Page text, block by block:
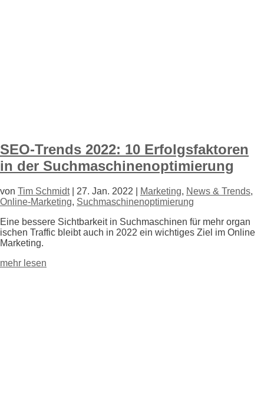
SEO-Trends 2022: 10 Erfolgsfaktoren
in der Suchmaschinenoptimierung
von Tim Schmidt| 27. Jan. 2022 Marketing, News & Trends,
Online-Marketing, Suchmaschinenoptimierung
Eine bessere Sichtbarkeit in Suchmaschinen für mehr organ
ischen Traffic bleibt auch in 2022 ein wichtiges Ziel im Online
Marketing.
mehr lesen